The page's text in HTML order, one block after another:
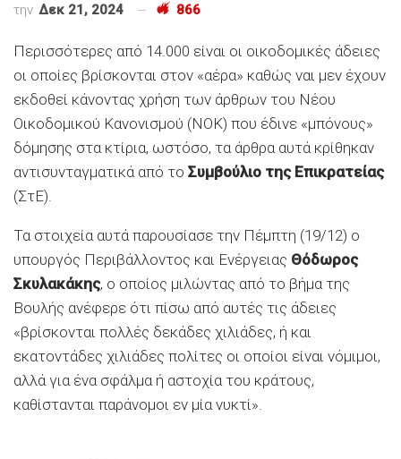
την Δεκ 21, 2024 866
Περισσότερες από 14.000 είναι οι οικοδομικές άδειες
οι οποίες βρίσκονται στον «αέρα» καθώς ναι μεν έχουν
εκδοθεί κάνοντας χρήση των άρθρων του Νέου
Οικοδομικού Κανονισμού (ΝΟΚ) που έδινε «μπόνους»
δόμησης στα κτίρια, ωστόσο, τα άρθρα αυτά κρίθηκαν
αντισυνταγματικά από το Συμβούλιο της Επικρατείας
(ΣτΕ).
Τα στοιχεία αυτά παρουσίασε την Πέμπτη (19/12) ο
υπουργός Περιβάλλοντος και Ενέργειας Θόδωρος
Σκυλακάκης, ο οποίος μιλώντας από το βήμα της
Βουλής ανέφερε ότι πίσω από αυτές τις άδειες
«βρίσκονται πολλές δεκάδες χιλιάδες, ή και
εκατοντάδες χιλιάδες πολίτες οι οποίοι είναι νόμιμοι,
αλλά για ένα σφάλμα ή αστοχία του κράτους,
καθίστανται παράνομοι εν μία νυκτί».